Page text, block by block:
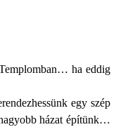
Templomban… ha eddig
egy szép
házat építünk…